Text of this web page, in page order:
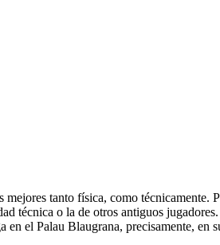
tanto física, como técnicamente.
técnica o la de otros antiguos jugadores.
el Palau Blaugrana, precisamente,